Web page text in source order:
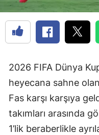
2026 FIFA Dünya
heyecana sahne
Fas karşı karşıya
takımları arasında
1’lik beraberlikle